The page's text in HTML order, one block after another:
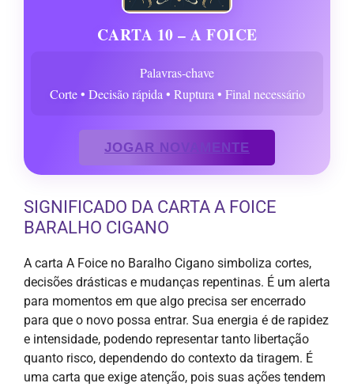
CARTA 10 – A FOICE
Palavras-chave
Corte • Decisão rápida • Ruptura • Final necessário
JOGAR NOVAMENTE
SIGNIFICADO DA CARTA A FOICE
BARALHO CIGANO
A carta A Foice no Baralho Cigano simboliza cortes,
decisões drásticas e mudanças repentinas. É um alerta
para momentos em que algo precisa ser encerrado
para que o novo possa entrar. Sua energia é de rapidez
e intensidade, podendo representar tanto libertação
quanto risco, dependendo do contexto da tiragem. É
uma carta que exige atenção, pois suas ações tendem